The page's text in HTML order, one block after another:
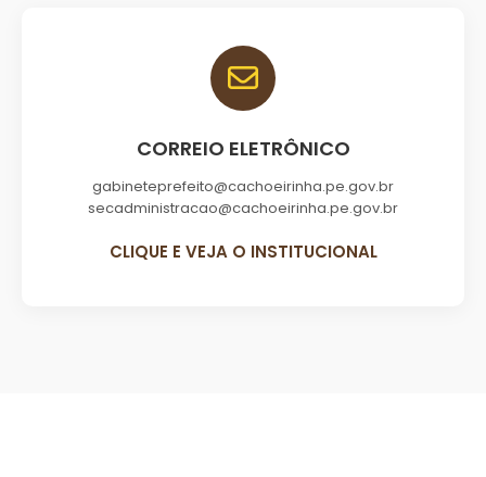
CORREIO ELETRÔNICO
gabineteprefeito@cachoeirinha.pe.gov.br
secadministracao@cachoeirinha.pe.gov.br
CLIQUE E VEJA O INSTITUCIONAL